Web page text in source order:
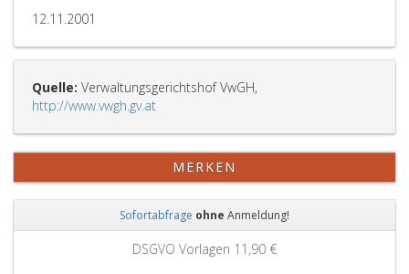
12.11.2001
Quelle: Verwaltungsgerichtshof VwGH,
http://www.vwgh.gv.at
MERKEN
Sofortabfrage ohne Anmeldung!
DSGVO Vorlagen 11,90 €